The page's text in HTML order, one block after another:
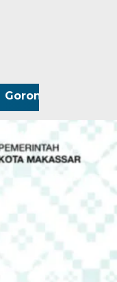
Gorontalo